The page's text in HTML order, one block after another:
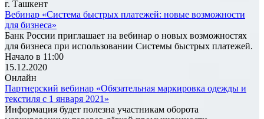
г. Ташкент
Вебинар «Система быстрых платежей: новые возможности
для бизнеса»
Банк России приглашает на вебинар о новых возможностях
для бизнеса при использовании Системы быстрых платежей.
Начало в 11:00
15.12.2020
Онлайн
Партнерский вебинар «Обязательная маркировка одежды и
текстиля с 1 января 2021»
Информация будет полезна участникам оборота